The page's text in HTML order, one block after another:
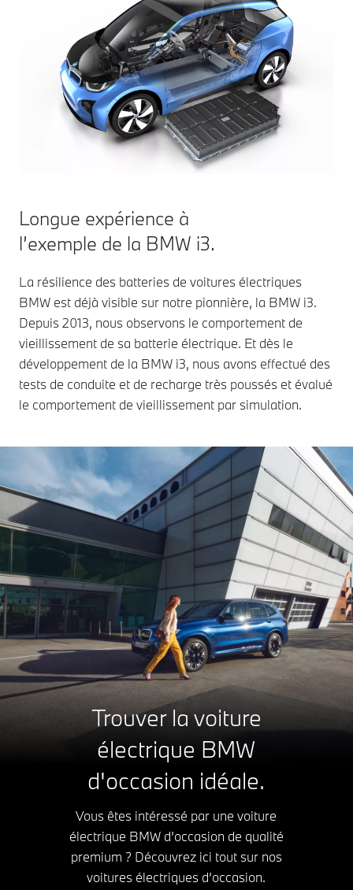
Longue expérience à
l’exemple de la BMW i3.
La résilience des batteries de voitures électriques
BMW est déjà visible sur notre pionnière, la BMW i3.
Depuis 2013, nous observons le comportement de
vieillissement de sa batterie électrique. Et dès le
développement de la BMW i3, nous avons effectué des
tests de conduite et de recharge très poussés et évalué
le comportement de vieillissement par simulation.
Trouver la voiture
électrique BMW
d'occasion idéale.
Vous êtes intéressé par une voiture
électrique BMW d’occasion de qualité
premium ? Découvrez ici tout sur nos
voitures électriques d’occasion.